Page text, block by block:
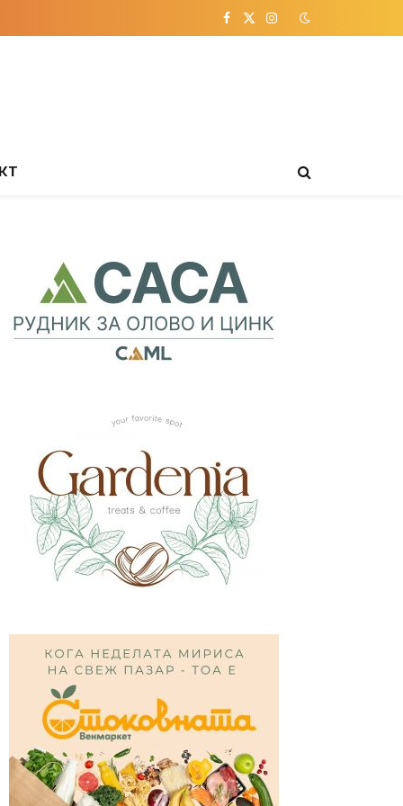
Facebook
X
Instagram